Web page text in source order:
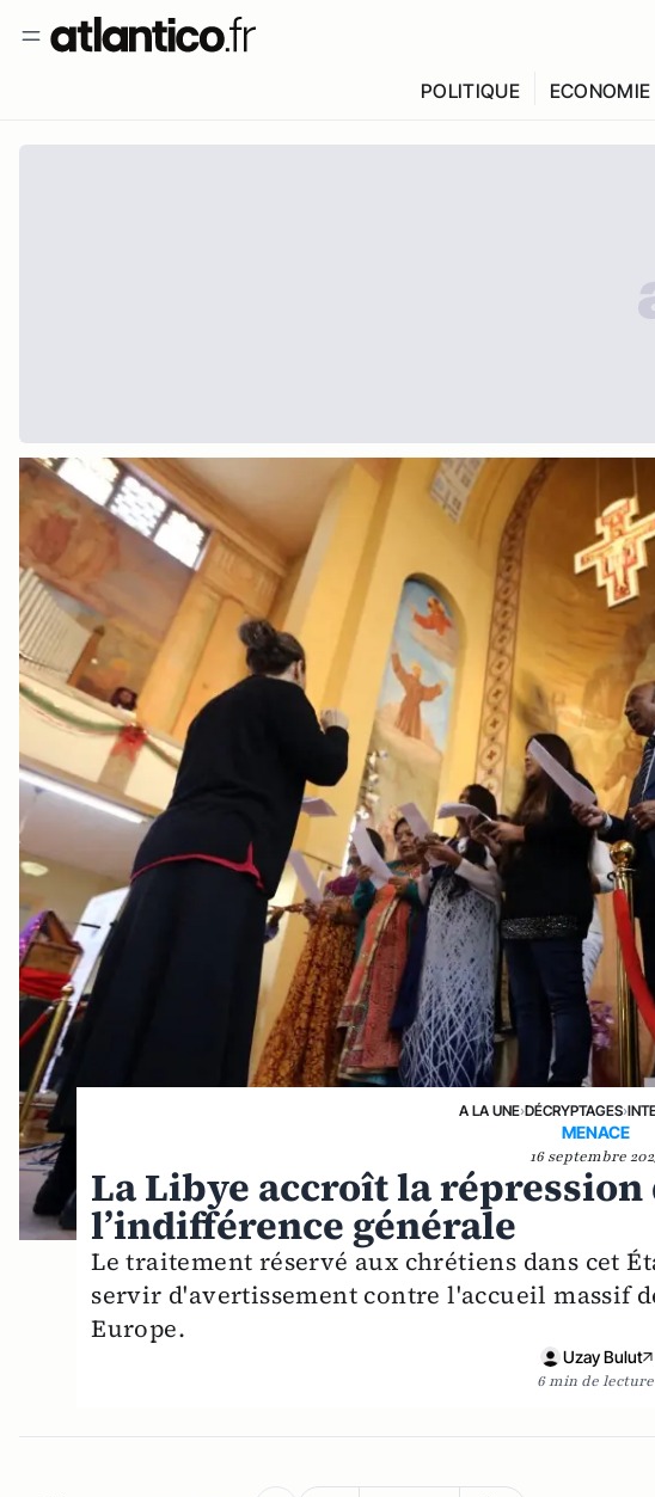
POLITIQUE ECONOMIE
A LA UNE›DÉCRYPTAGES›
MENACE
16 septembre
La Libye accroît la répression
l’indifférence générale
Le traitement réservé aux chrétiens dans cet
servir d'avertissement contre l'accueil massif
Europe.
Uzay Bulut
6 min de lecture